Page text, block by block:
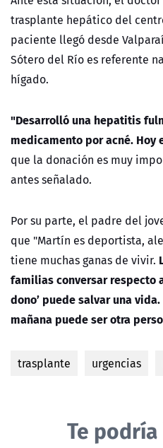
trasplante hepático del
paciente llegó desde
Sótero del Río es referente
hígado.
"Desarrolló una hepatitis
medicamento por acné. Hoy
que la donación es muy
antes señalado.
Por su parte, el padre del
que "Martín es deportista,
tiene muchas ganas de vivir.
familias conversar respecto
dono’ puede salvar una
mañana puede ser otra
trasplante urgencias
Te